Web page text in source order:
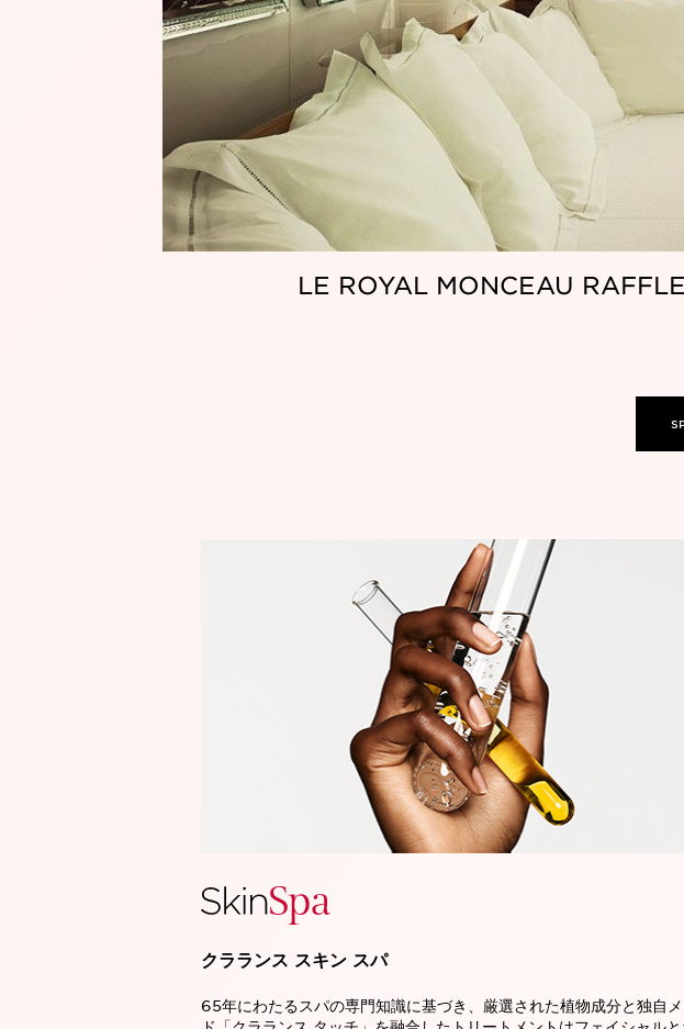
THE RITZ-CARLTON
クラランス スキン スパ
65年にわたるスパの専門知識に基づき、厳選された植物成分と独自メ